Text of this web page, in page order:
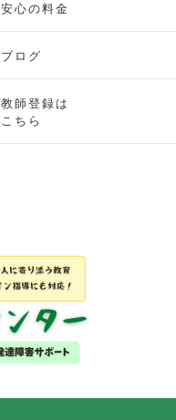
安心の料金
ブログ
教師登録は
こちら